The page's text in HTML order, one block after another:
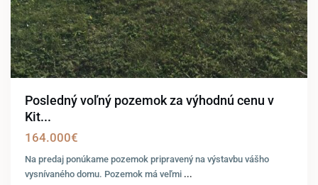
Posledný voľný pozemok za výhodnú cenu v
Kit...
164.000€
Na predaj ponúkame pozemok pripravený na výstavbu vášho
vysnívaného domu. Pozemok má veľmi ...